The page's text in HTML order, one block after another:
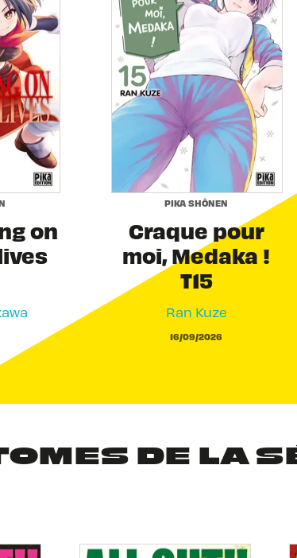
on
PIKA SHÔNEN
Craque pour
moi, Medaka !
T15
Ran Kuze
16/09/2026
DE LA